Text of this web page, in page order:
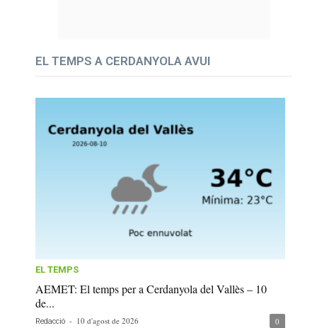
EL TEMPS A CERDANYOLA AVUI
EL TEMPS
AEMET: El temps per a Cerdanyola del Vallès – 10
de...
Redacció - 10 d'agost de 2026 0